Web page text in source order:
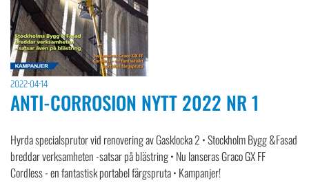
2022-04-14
ANTI-CORROSION NYTT 2022 NR 1
Hyrda specialsprutor vid renovering av Gasklocka 2 • Stockholm Bygg &Fasad
breddar verksamheten -satsar på blästring • Nu lanseras Graco GX FF
Cordless - en fantastisk portabel färgspruta • Kampanjer!